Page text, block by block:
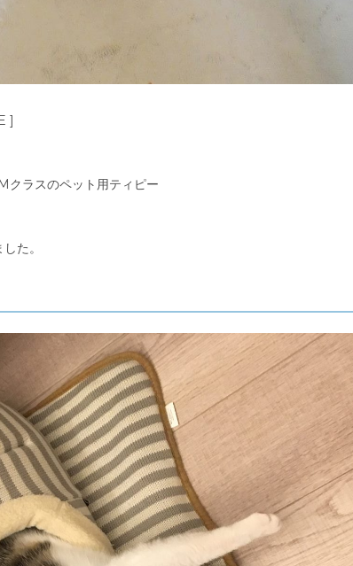
]
クラスのペット用ティピー
た。